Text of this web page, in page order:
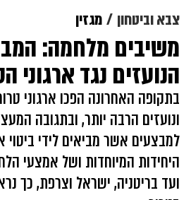
צבא וביטחון מגזין
משיבים מלחמה:
הנועזים נגד ארגוני
בתקופה האחרונה הפכו ארגוני
ונועזים הרבה יותר, ובתגובה
למבצעים אשר מביאים לידי ביטוי
היחידות המיוחדות ושל אמצעי
ועד בריטניה, ישראל וצרפת, כך